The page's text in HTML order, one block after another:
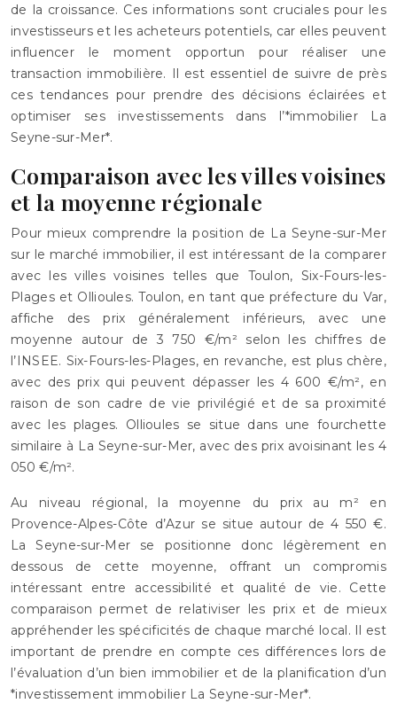
de la croissance. Ces informations sont cruciales pour les
investisseurs et les acheteurs potentiels, car elles peuvent
influencer le moment opportun pour réaliser une
transaction immobilière. Il est essentiel de suivre de près
ces tendances pour prendre des décisions éclairées et
optimiser ses investissements dans l’*immobilier La
Seyne-sur-Mer*.
Comparaison avec les villes voisines
et la moyenne régionale
Pour mieux comprendre la position de La Seyne-sur-Mer
sur le marché immobilier, il est intéressant de la comparer
avec les villes voisines telles que Toulon, Six-Fours-les-
Plages et Ollioules. Toulon, en tant que préfecture du Var,
affiche des prix généralement inférieurs, avec une
moyenne autour de 3 750 €/m² selon les chiffres de
l’INSEE. Six-Fours-les-Plages, en revanche, est plus chère,
avec des prix qui peuvent dépasser les 4 600 €/m², en
raison de son cadre de vie privilégié et de sa proximité
avec les plages. Ollioules se situe dans une fourchette
similaire à La Seyne-sur-Mer, avec des prix avoisinant les 4
050 €/m².
Au niveau régional, la moyenne du prix au m² en
Provence-Alpes-Côte d’Azur se situe autour de 4 550 €.
La Seyne-sur-Mer se positionne donc légèrement en
dessous de cette moyenne, offrant un compromis
intéressant entre accessibilité et qualité de vie. Cette
comparaison permet de relativiser les prix et de mieux
appréhender les spécificités de chaque marché local. Il est
important de prendre en compte ces différences lors de
l’évaluation d’un bien immobilier et de la planification d’un
*investissement immobilier La Seyne-sur-Mer*.